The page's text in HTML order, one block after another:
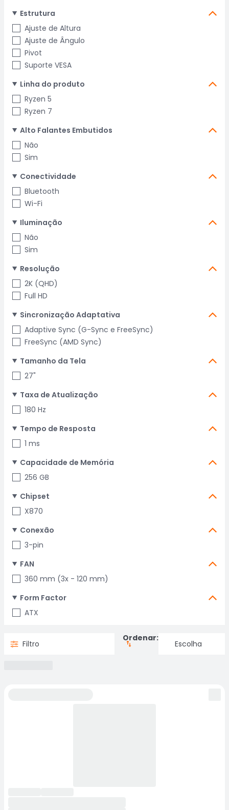
Estrutura
Ajuste de Altura
Ajuste de Ângulo
Pivot
Suporte VESA
Linha do produto
Ryzen 5
Ryzen 7
Alto Falantes Embutidos
Não
Sim
Conectividade
Bluetooth
Wi-Fi
Iluminação
Não
Sim
Resolução
2K (QHD)
Full HD
Sincronização Adaptativa
Adaptive Sync (G-Sync e FreeSync)
FreeSync (AMD Sync)
Tamanho da Tela
27"
Taxa de Atualização
180 Hz
Tempo de Resposta
1 ms
Capacidade de Memória
256 GB
Chipset
X870
Conexão
3-pin
FAN
360 mm (3x - 120 mm)
Form Factor
ATX
Filtro
Ordenar: